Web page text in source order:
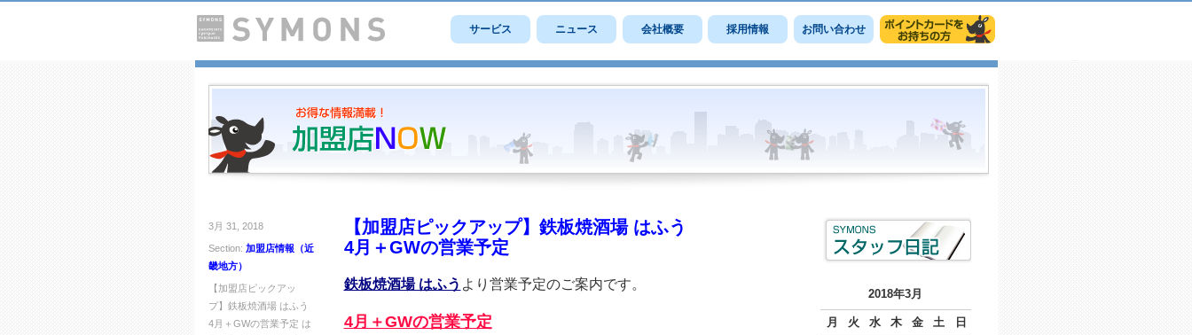
サービス ニュース 会社概要 採用情報 お問い合わせ
3月 31, 2018
Section: 加盟店情報（近
畿地方）
【加盟店ピックアッ
プ】鉄板焼酒場 はふう
4月＋GWの営業予定 は
【加盟店ピックアップ】鉄板焼酒場 はふう
4月＋GWの営業予定
鉄板焼酒場 はふう より営業予定のご案内です。
4月＋GWの営業予定
2018年3月
月 火 水 木 金 土 日